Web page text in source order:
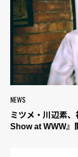
NEWS
ミツメ・川辺素
Show at WWW』